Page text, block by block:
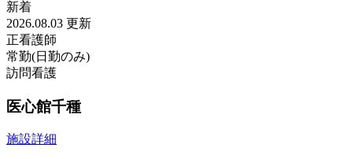
新着
2026.08.03 更新
正看護師
常勤(日勤のみ)
訪問看護
医心館千種
施設詳細